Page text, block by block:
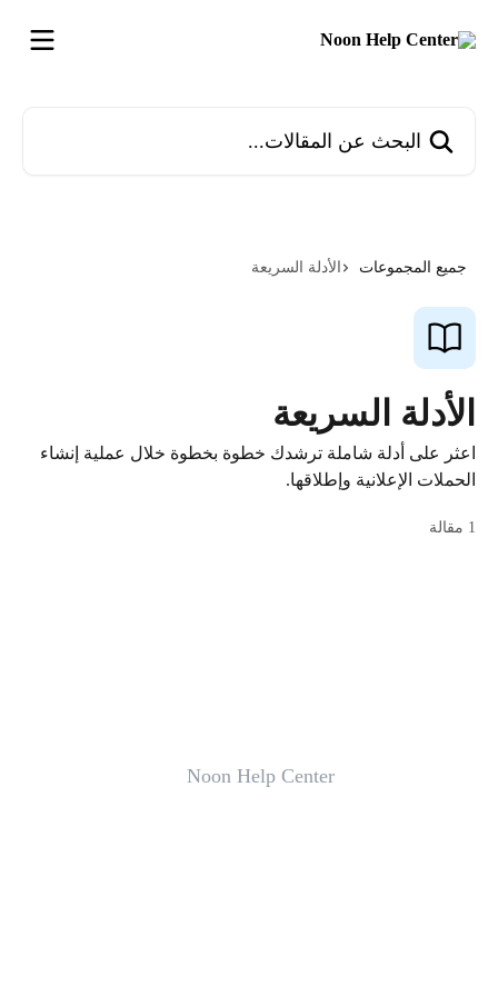
جميع المجموعات الأدلة السريعة
الأدلة السريعة
اعثر على أدلة شاملة ترشدك خطوة بخطوة خلال عملية إنشاء
الحملات الإعلانية وإطلاقها.
1 مقالة
Noon Help Center